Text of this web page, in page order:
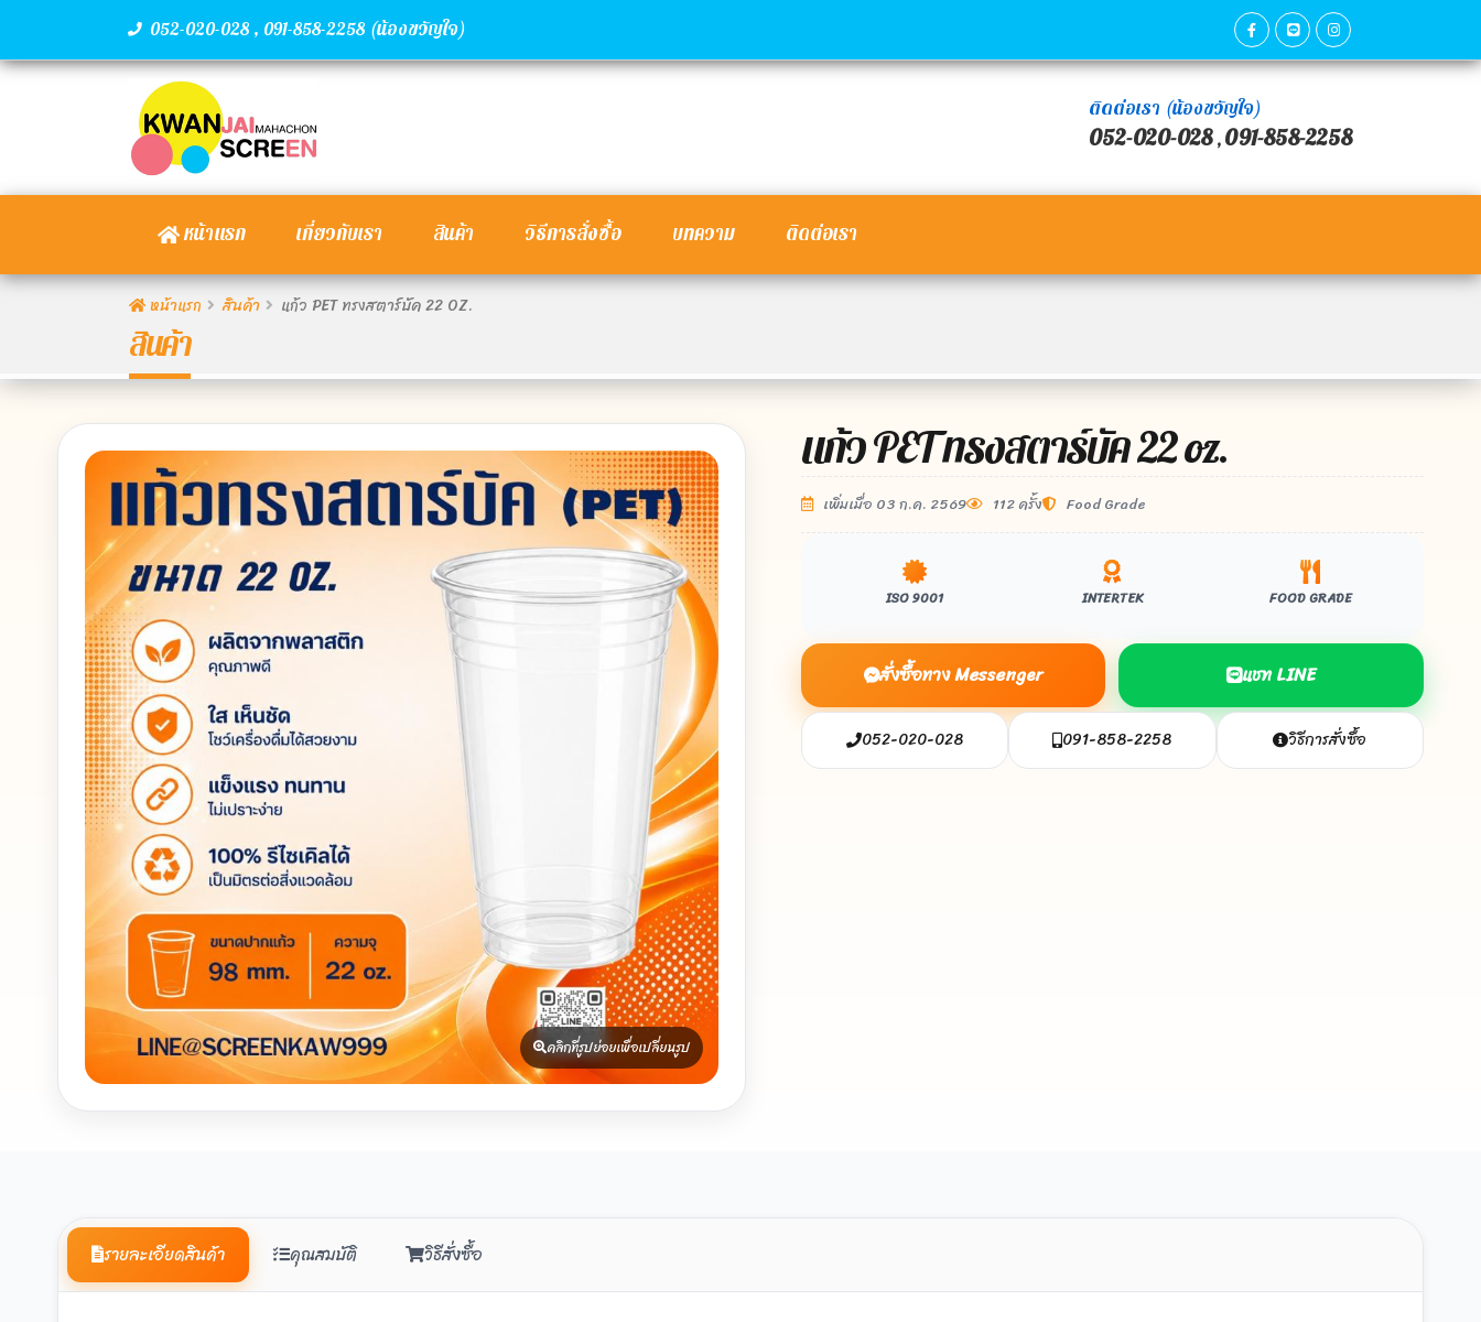
052-020-028 , 091-858-2258 (น้องขวัญใจ)
ติดต่อเรา (น้องขวัญใจ)
052-020-028,091-858-2258
หน้าแรก เกี่ยวกับเรา สินค้า วิธีการสั่งซื้อ บทความ ติดต่อเรา
หน้าแรก สินค้า แก้ว PET ทรงสตาร์บัค 22 OZ.
สินค้า
คลิกที่รูปย่อยเพื่อเปลี่ยนรูป
แก้ว PET ทรงสตาร์บัค 22 oz.
เพิ่มเมื่อ 03 ก.ค. 2569 112 ครั้ง Food Grade
ISO 9001 INTERTEK FOOD GRADE
สั่งซื้อทาง Messenger แชท LINE
052-020-028 091-858-2258 วิธีการสั่งซื้อ
รายละเอียดสินค้า คุณสมบัติ วิธีสั่งซื้อ